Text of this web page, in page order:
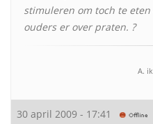
stimuleren om toch te
ouders er over praten. ?
A.
30 april 2009 - 17:41